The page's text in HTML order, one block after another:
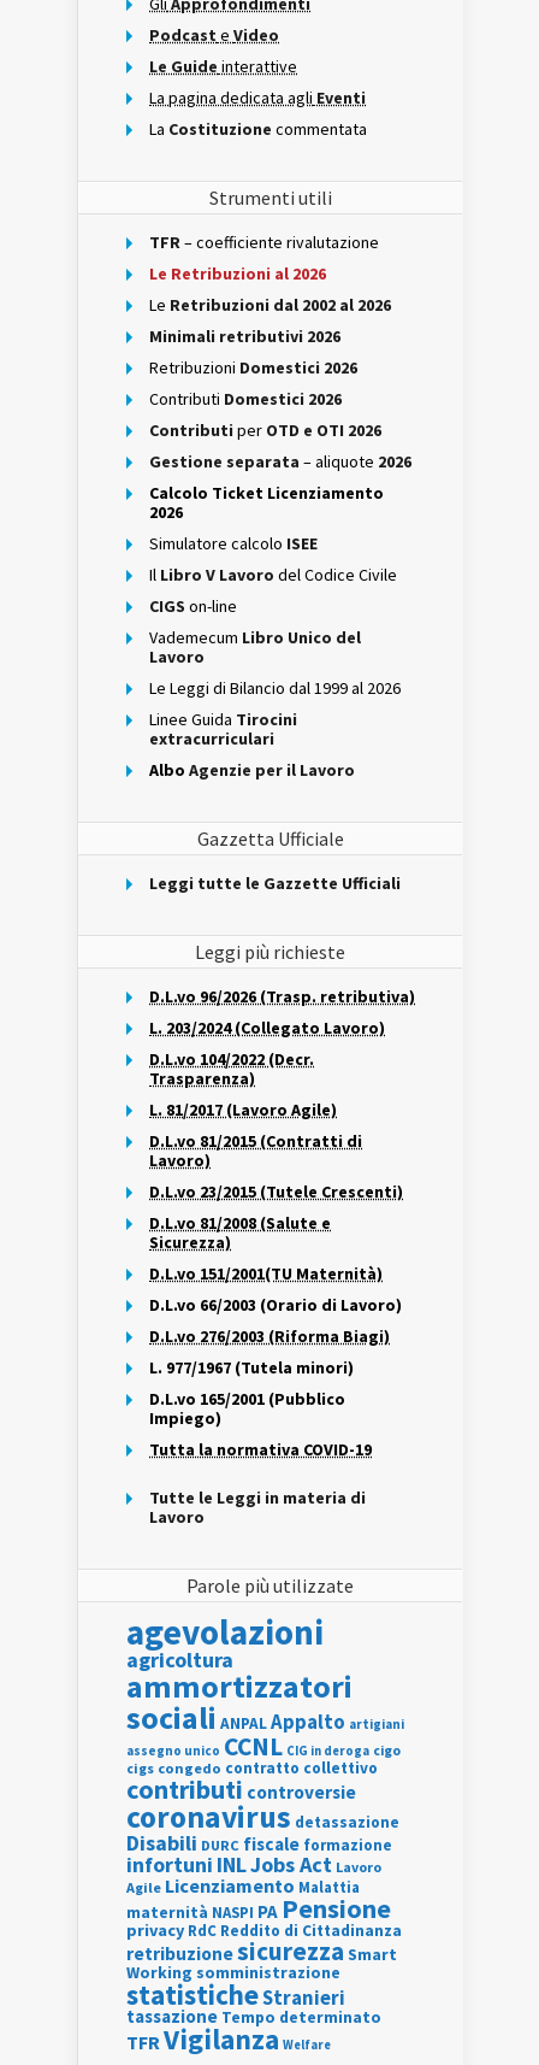
Podcast e Video
Le Guide interattive
La pagina dedicata agli Eventi
La Costituzione commentata
Strumenti utili
TFR– coefficiente rivalutazione
Le Retribuzioni al 2026
Le Retribuzioni dal 2002 al 2026
Minimali retributivi 2026
Retribuzioni Domestici 2026
Contributi Domestici 2026
Contributi per OTD e OTI 2026
Gestione separata – aliquote 2026
Calcolo Ticket Licenziamento
2026
Simulatore calcolo ISEE
Il Libro V Lavoro del Codice Civile
CIGS on-line
Vademecum Libro Unico del
Lavoro
Le Leggi di Bilancio dal 1999 al 2026
Linee Guida Tirocini
extracurriculari
Albo Agenzie per il Lavoro
Gazzetta Ufficiale
Leggi tutte le Gazzette Ufficiali
Leggi più richieste
D.L.vo 96/2026 (Trasp. retributiva)
L. 203/2024 (Collegato Lavoro)
D.L.vo 104/2022 (Decr.
Trasparenza)
L. 81/2017 (Lavoro Agile)
D.L.vo 81/2015 (Contratti di
Lavoro)
D.L.vo 23/2015 (Tutele Crescenti)
D.L.vo 81/2008 (Salute e
Sicurezza)
D.L.vo 151/2001(TU Maternità)
D.L.vo 66/2003 (Orario di Lavoro)
D.L.vo 276/2003 (Riforma Biagi)
L. 977/1967 (Tutela minori)
D.L.vo 165/2001 (Pubblico
Impiego)
Tutta la normativa COVID-19
Tutte le Leggi in materia di
Lavoro
Parole più utilizzate
agevolazioni
agricoltura
ammortizzatori
sociali ANPALAppalto artigiani
assegno unico CCNL CIG in deroga cigo
cigs congedo contratto collettivo
contributi controversie
coronavirus detassazione
Disabili DURC fiscale formazione
infortuni INLJobs Act Lavoro
Agile Licenziamento Malattia
maternità NASPI PA Pensione
privacy RdC Reddito di Cittadinanza
retribuzionesicurezza Smart
Working somministrazione
statisticheStranieri
tassazione Tempo determinato
TFRVigilanza Welfare